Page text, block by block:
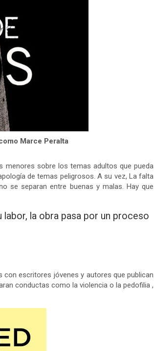
Marce Peralta
menores sobre los temas adultos que pueda
de temas peligrosos. A su vez, La falta
se separan entre buenas y malas. Hay que
la obra pasa por un proceso
con escritores jóvenes y autores que publican
conductas como la violencia o la pedofilia ,